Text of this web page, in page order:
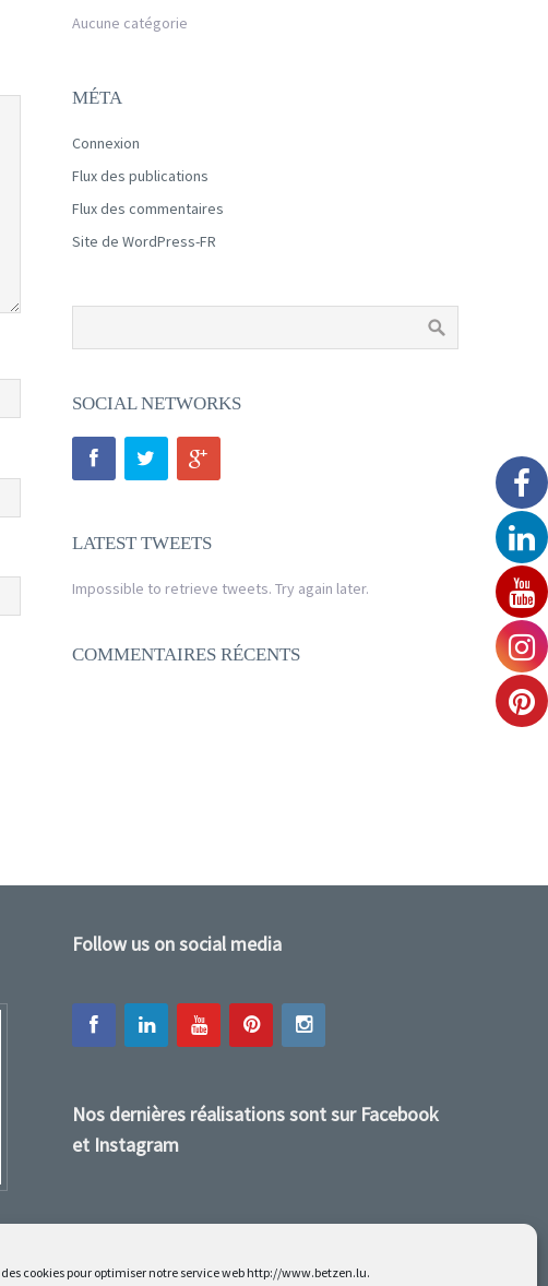
cookies pour optimiser notre service web http://www.betzen.lu.
Aucune catégorie
MÉTA
Connexion
Flux des publications
Flux des commentaires
Site de WordPress-FR
SOCIAL NETWORKS
LATEST TWEETS
Impossible to retrieve tweets. Try again later.
COMMENTAIRES RÉCENTS
Follow us on social media
Nos dernières réalisations sont sur Facebook
et Instagram